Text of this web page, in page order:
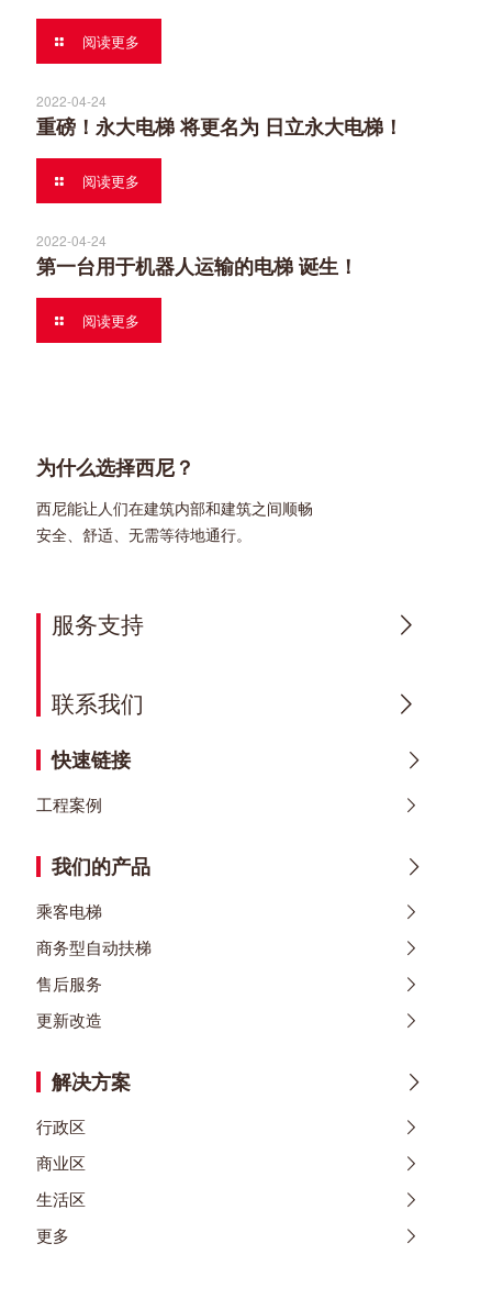
阅读更多
2022-04-24
重磅！永大电梯 将更名为 日立永大电梯！
阅读更多
2022-04-24
第一台用于机器人运输的电梯 诞生！
阅读更多
为什么选择西尼？
西尼能让人们在建筑内部和建筑之间顺畅
安全、舒适、无需等待地通行。
服务支持
联系我们
快速链接
工程案例
我们的产品
乘客电梯
商务型自动扶梯
售后服务
更新改造
解决方案
行政区
商业区
生活区
更多